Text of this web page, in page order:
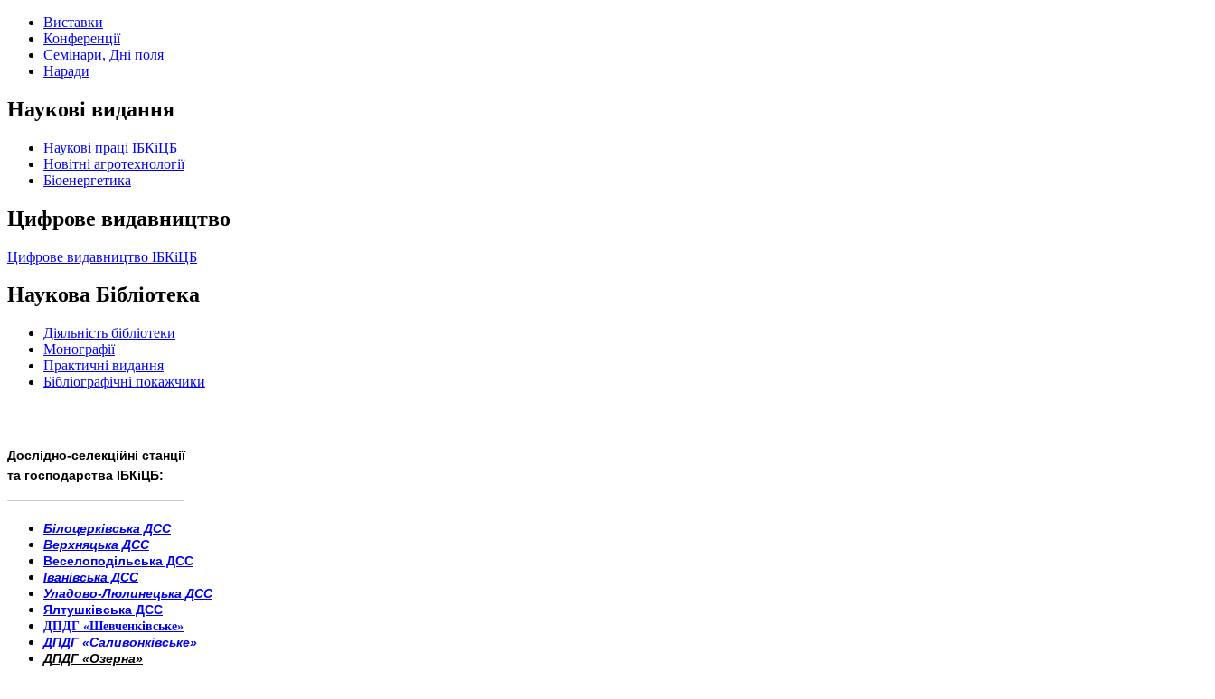
Виставки
Конференції
Семінари, Дні поля
Наради
Наукові видання
Наукові праці ІБКіЦБ
Новітні агротехнології
Бiоенергетика
Цифрове видавництво
Цифрове видавництво ІБКіЦБ
Наукова Бібліотека
Діяльність бібліотеки
Монографії
Практичні видання
Бібліографічні покажчики
Дослідно-селекційні станції
та господарства ІБКіЦБ:
Білоцерківська ДСС
Верхняцька ДСС
Веселоподільська ДСС
Іванівська ДСС
Уладово-Люлинецька ДСС
Ялтушківська ДСС
ДПДГ «Шевченківське»
ДПДГ «Саливонківське»
ДПДГ «Озерна»